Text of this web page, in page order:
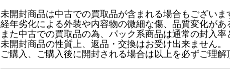
未開封商品は中古での買取品が含まれる場合もございま
経年劣化による外装や内容物の微細な傷、品質変化があ
また中古での買取品の為、パック系商品は通常の封入率
未開封商品の性質上、返品・交換はお受け出来ません。
ご購入、ご購入後に開封される場合は以上を必ずご理解